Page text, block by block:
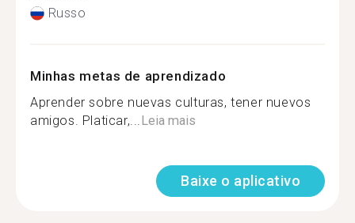
Russo
Minhas metas de aprendizado
Aprender sobre nuevas culturas, tener nuevos
amigos. Platicar,...Leia mais
Baixe o aplicativo